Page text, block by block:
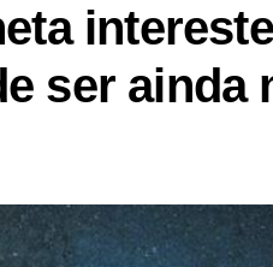
ser ainda